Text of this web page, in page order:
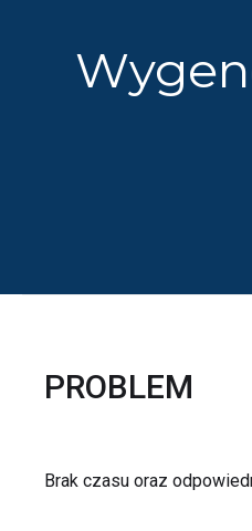
PROBLEM
Brak czasu oraz